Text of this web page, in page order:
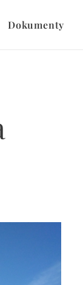
Dokumenty